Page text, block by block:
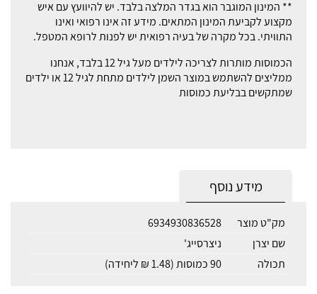
** המינון המוגבר הוא בגדר המלצה בלבד. יש להיוועץ עם איש
מקצוע לקביעת המינון המתאים. מידע זה אינו רפואי ואינו
התוויתי. בכל מקרה של בעיה רפואית יש לפנות לרופא המטפל.
הכמוסות מותרות לצריכה לילדים מעל גיל 12 בלבד, אנחנו
ממליצים להשתמש במוצר השמן לילדים מתחת לגיל 12 או ילדים
שמתקשים בבליעת כמוסות
מידע נוסף
מק"ט מוצר
6934930836528
שם יצרן
ניצרסייג'
תכולה
90 כמוסות (1.48 ₪ ליחידה)